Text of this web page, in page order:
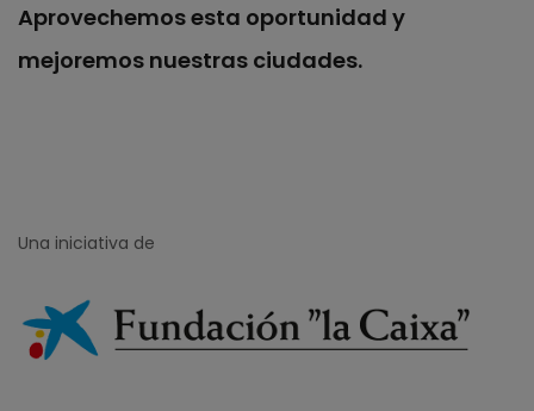
Aprovechemos esta oportunidad y
mejoremos nuestras ciudades.
Una iniciativa de